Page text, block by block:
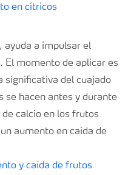
ayuda a impulsar el
El momento de aplicar es
significativa del cuajado
se hacen antes y durante
calcio en los frutos
aumento en caída de